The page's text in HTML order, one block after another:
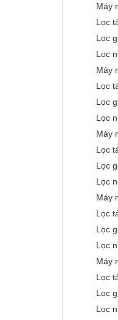
Máy
Lọc
Lọc
Lọc
Máy
Lọc
Lọc
Lọc
Máy
Lọc
Lọc
Lọc
Máy
Lọc
Lọc
Lọc
Máy
Lọc
Lọc
Lọc